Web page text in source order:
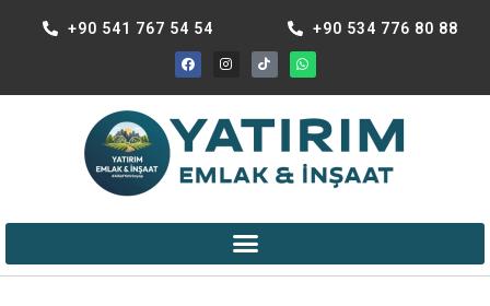
+90 541 767 54 54 +90 534 776 80 88